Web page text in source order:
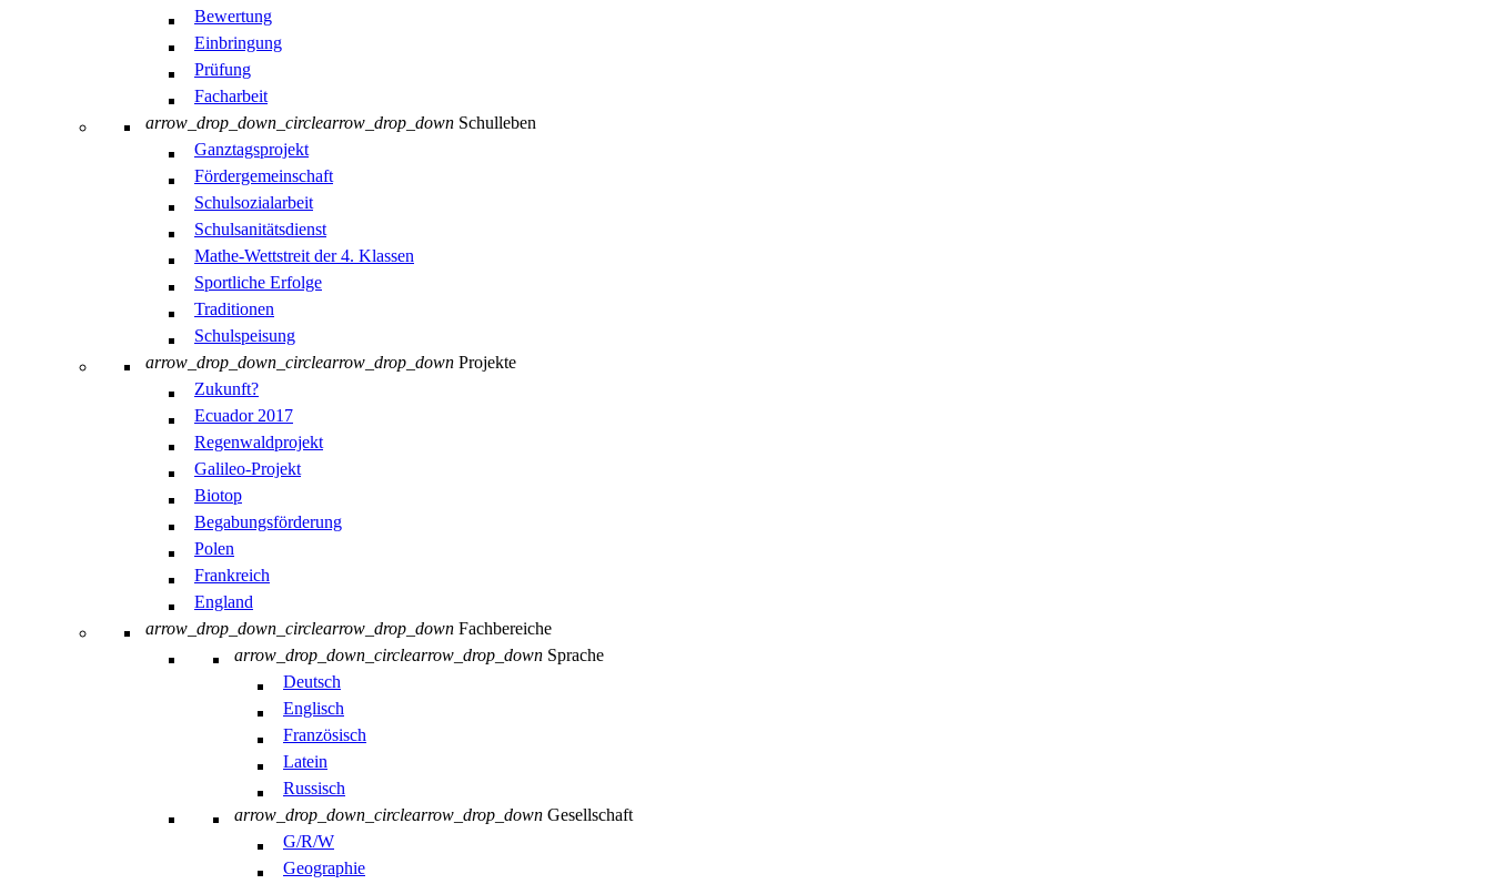
Bewertung
Einbringung
Prüfung
Facharbeit
arrow_drop_down_circlearrow_drop_down Schulleben
Ganztagsprojekt
Fördergemeinschaft
Schulsozialarbeit
Schulsanitätsdienst
Mathe-Wettstreit der 4. Klassen
Sportliche Erfolge
Traditionen
Schulspeisung
arrow_drop_down_circlearrow_drop_down Projekte
Zukunft?
Ecuador 2017
Regenwaldprojekt
Galileo-Projekt
Biotop
Begabungsförderung
Polen
Frankreich
England
arrow_drop_down_circlearrow_drop_down Fachbereiche
arrow_drop_down_circlearrow_drop_down Sprache
Deutsch
Englisch
Französisch
Latein
Russisch
arrow_drop_down_circlearrow_drop_down Gesellschaft
G/R/W
Geographie